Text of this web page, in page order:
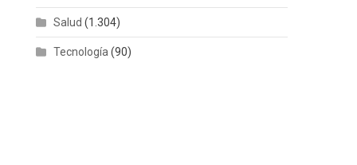
Salud (1.304)
Tecnología (90)